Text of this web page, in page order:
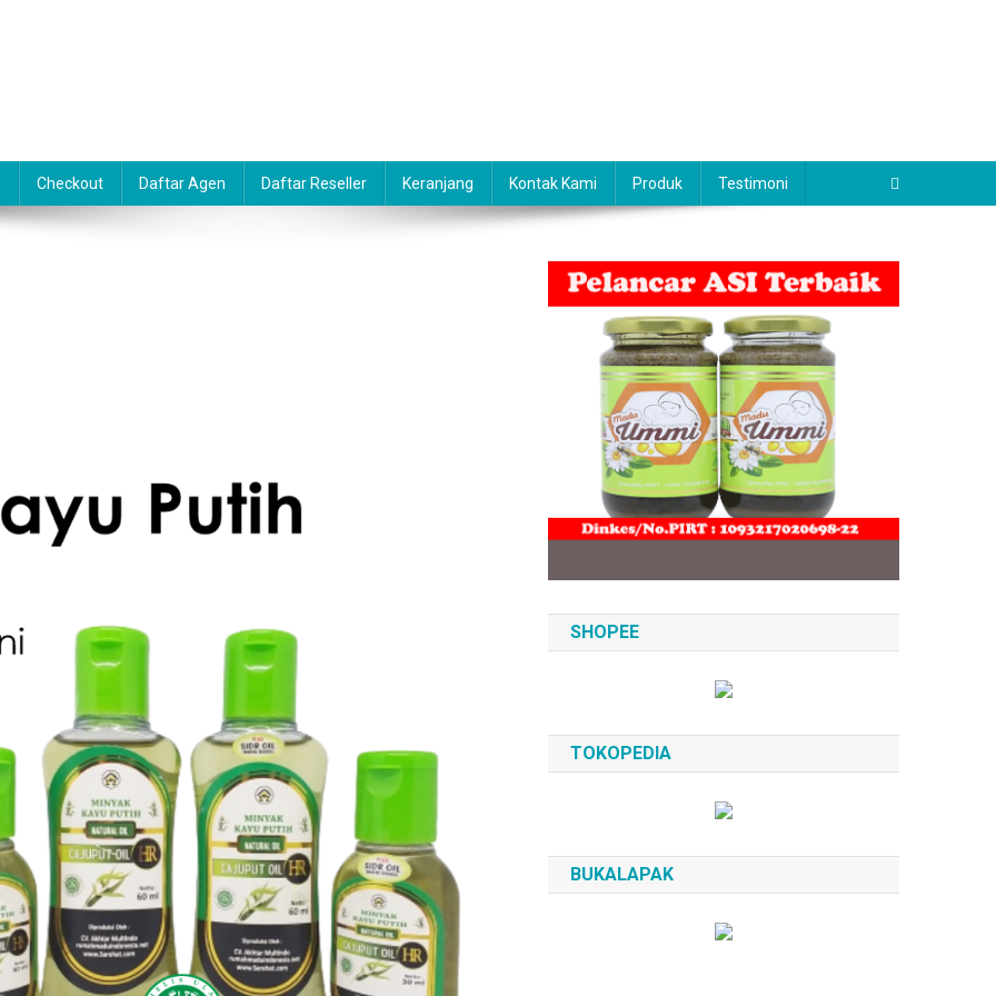
Checkout Daftar Agen Daftar Reseller Keranjang Kontak Kami Produk Testimoni
SHOPEE
TOKOPEDIA
BUKALAPAK